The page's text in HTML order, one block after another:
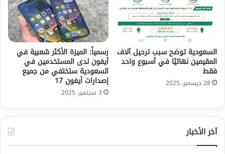
السعودية توضح سبب ترحيل آلاف
المقيمين نهائيًا في أسبوع واحد
فقط
28 ديسمبر، 2025
رسمياً: الميزة الأكثر شعبية في
أيفون لدى المستخدمين في
السعودية ستختفي من جميع
إصدارات أيفون 17
3 سبتمبر، 2025
آخر الأخبار